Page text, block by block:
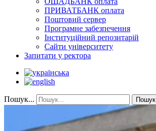
ПРИВАТБАНК оплата
Поштовий сервер
Програмне забезпечення
Інституційний репозитарій
Сайти університету
Запитати у ректора
Пошук... Пошук